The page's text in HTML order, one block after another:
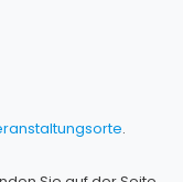
.